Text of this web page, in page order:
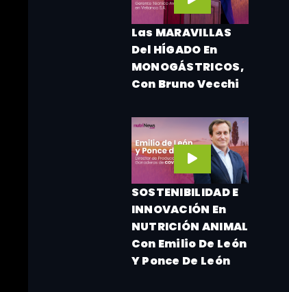
Las MARAVILLAS
Del HÍGADO En
MONOGÁSTRICOS,
Con Bruno Vecchi
SOSTENIBILIDAD E
INNOVACIÓN En
NUTRICIÓN ANIMAL
Con Emilio De León
Y Ponce De León